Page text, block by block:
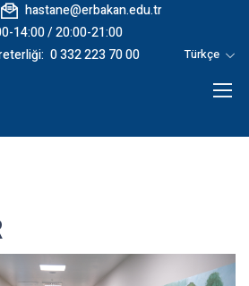
hastane@erbakan.edu.tr
14:00 / 20:00-21:00
0 332 223 70 00 Türkçe